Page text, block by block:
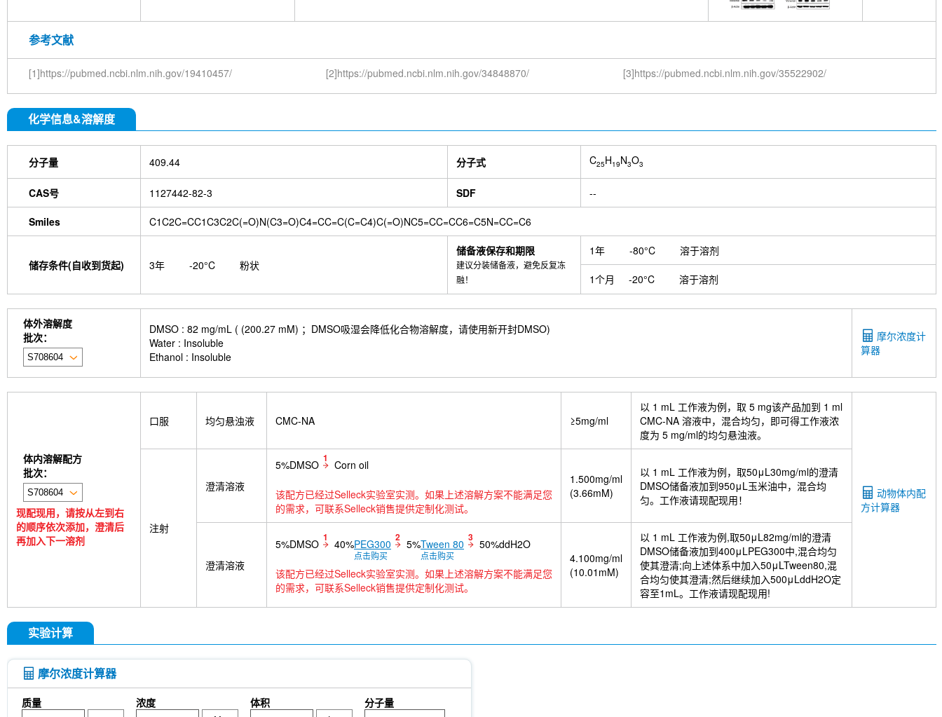
参考文献
[1]https://pubmed.ncbi.nlm.nih.gov/19410457/ [2]https://pubmed.ncbi.nlm.nih.gov/34848870/ [3]https://pubmed.ncbi.nlm.nih.gov/35522902/
化学信息&溶解度
分子量 409.44 分子式 C25H19N3O3
CAS号 1127442-82-3 SDF --
Smiles C1C2C=CC1C3C2C(=O)N(C3=O)C4=CC=C(C=C4)C(=O)NC5=CC=CC6=C5N=CC=C6
储存条件(自收到货起) 3年 -20°C 粉状
储备液保存和期限
建议分装储备液，避免反复冻
融！
1年 -80°C 溶于溶剂
1个月 -20°C 溶于溶剂
体外溶解度
批次：
DMSO : 82 mg/mL ( (200.27 mM) ；DMSO吸湿会降低化合物溶解度，请使用新开封DMSO)
Water : Insoluble
Ethanol : Insoluble
摩尔浓度计
算器
体内溶解配方
批次：
现配现用，请按从左到右
的顺序依次添加，澄清后
再加入下一溶剂
动物体内配
方计算器
口服 均匀悬浊液 CMC-NA ≥5mg/ml
以 1 mL 工作液为例，取 5 mg该产品加到 1 ml
CMC-NA 溶液中，混合均匀，即可得工作液浓
度为 5 mg/ml的均匀悬浊液。
注射
澄清溶液
5%DMSO 1 Corn oil
该配方已经过Selleck实验室实测。如果上述溶解方案不能满足您
的需求，可联系Selleck销售提供定制化测试。
1.500mg/ml
(3.66mM)
以 1 mL 工作液为例，取50μL30mg/ml的澄清
DMSO储备液加到950μL玉米油中，混合均
匀。工作液请现配现用！
澄清溶液
5%DMSO 1 40%PEG300
点击购买
2 5%Tween 80
点击购买
3 50%ddH2O
该配方已经过Selleck实验室实测。如果上述溶解方案不能满足您
的需求，可联系Selleck销售提供定制化测试。
4.100mg/ml
(10.01mM)
以 1 mL 工作液为例,取50μL82mg/ml的澄清
DMSO储备液加到400μLPEG300中,混合均匀
使其澄清;向上述体系中加入50μLTween80,混
合均匀使其澄清;然后继续加入500μLddH2O定
容至1mL。工作液请现配现用!
实验计算
摩尔浓度计算器
质量 浓度 体积
分子量